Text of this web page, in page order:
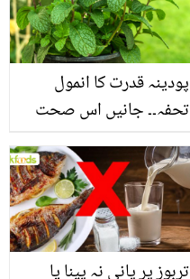
فائدے
پودینہ قدرت کا انمول
تحفہ۔۔ جانیں اس صحت
انگیز طبی فوائد
تربوز پر پانی نہ پینا یا